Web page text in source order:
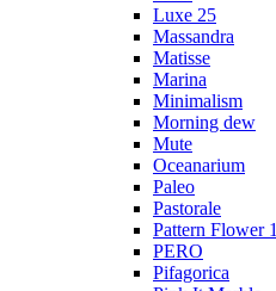
Luxe 25
Massandra
Matisse
Marina
Minimalism
Morning dew
Mute
Oceanarium
Paleo
Pastorale
Pattern Flower 1
PERO
Pifagorica